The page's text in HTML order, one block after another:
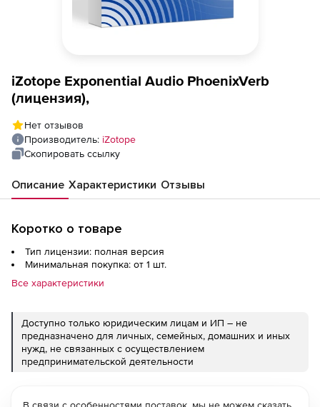
iZotope Exponential Audio PhoenixVerb
(лицензия),
Нет отзывов
Производитель: iZotope
Скопировать ссылку
Описание Характеристики Отзывы
Коротко о товаре
Тип лицензии: полная версия
Минимальная покупка: от 1 шт.
Все характеристики
Доступно только юридическим лицам и ИП – не
предназначено для личных, семейных, домашних и иных
нужд, не связанных с осуществлением
предпринимательской деятельности